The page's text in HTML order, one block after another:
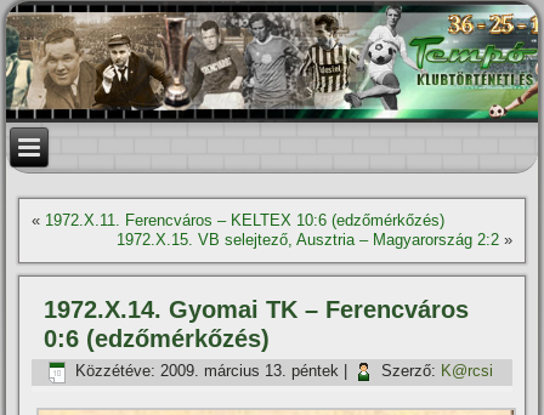
« 1972.X.11. Ferencváros – KELTEX 10:6 (edzőmérkőzés)
1972.X.15. VB selejtező, Ausztria – Magyarország 2:2»
1972.X.14. Gyomai TK – Ferencváros
0:6 (edzőmérkőzés)
Közzétéve: 2009. március 13. péntek Szerző: K@rcsi